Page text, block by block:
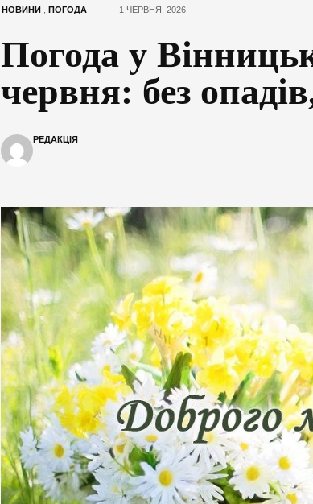
НОВИНИ, ПОГОДА 1 ЧЕРВНЯ, 2026
Погода у
червня: без
РЕДАКЦІЯ